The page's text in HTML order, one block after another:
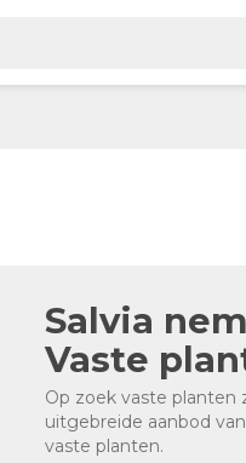
Salvia
Vaste
Op zoek vaste planten
uitgebreide aanbod
vaste planten.